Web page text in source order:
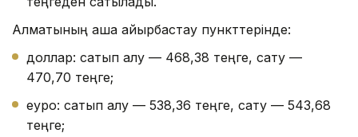
Алматының ақша айырбастау пункттерінде:
доллар: сатып алу — 468,38 теңге, сату —
470,70 теңге;
еуро: сатып алу — 538,36 теңге, сату — 543,68
теңге;